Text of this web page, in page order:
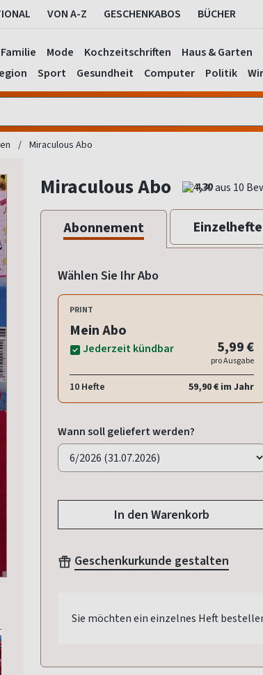
VON A-Z GESCHENKABOS BÜCHER
Familie Mode Kochzeitschriften Haus & Garten
Sport Gesundheit Computer Politik
Miraculous Abo
Miraculous Abo 4,30
Abonnement Einzelhefte
Wählen Sie Ihr Abo
PRINT
Mein Abo
Jederzeit kündbar 5,99 €
pro Ausgabe
10 Hefte 59,90 € im Jahr
Wann soll geliefert werden?
In den Warenkorb
Geschenkurkunde gestalten
Sie möchten ein einzelnes Heft